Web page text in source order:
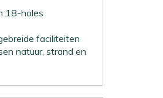
18-holes
faciliteiten
natuur, strand en